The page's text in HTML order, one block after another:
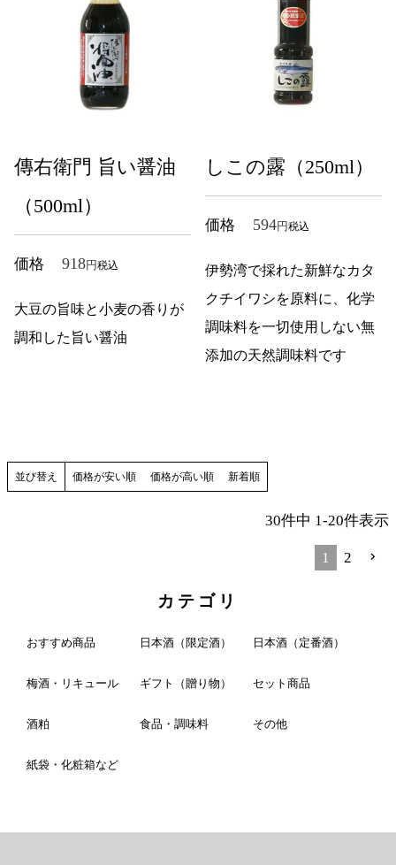
傳右衛門 旨い醤油
（500ml）
価格 918 税込
大豆の旨味と小麦の香りが
調和した旨い醤油
しこの露（250ml）
価格 594 税込
伊勢湾で採れた新鮮なカタ
クチイワシを原料に、化学
調味料を一切使用しない無
添加の天然調味料です
並び替え 価格が安い順 価格が高い順 新着順
30件中 1-20件表示
1 2
カテゴリ
おすすめ商品 日本酒（限定酒） 日本酒（定番酒）
梅酒・リキュール ギフト（贈り物） セット商品
酒粕 食品・調味料 その他
紙袋・化粧箱など